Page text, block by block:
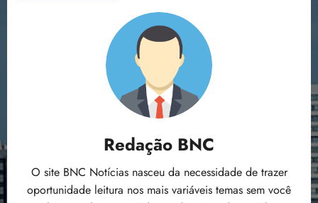
Redação BNC
O site BNC Notícias nasceu da necessidade de trazer
oportunidade leitura nos mais variáveis temas sem você